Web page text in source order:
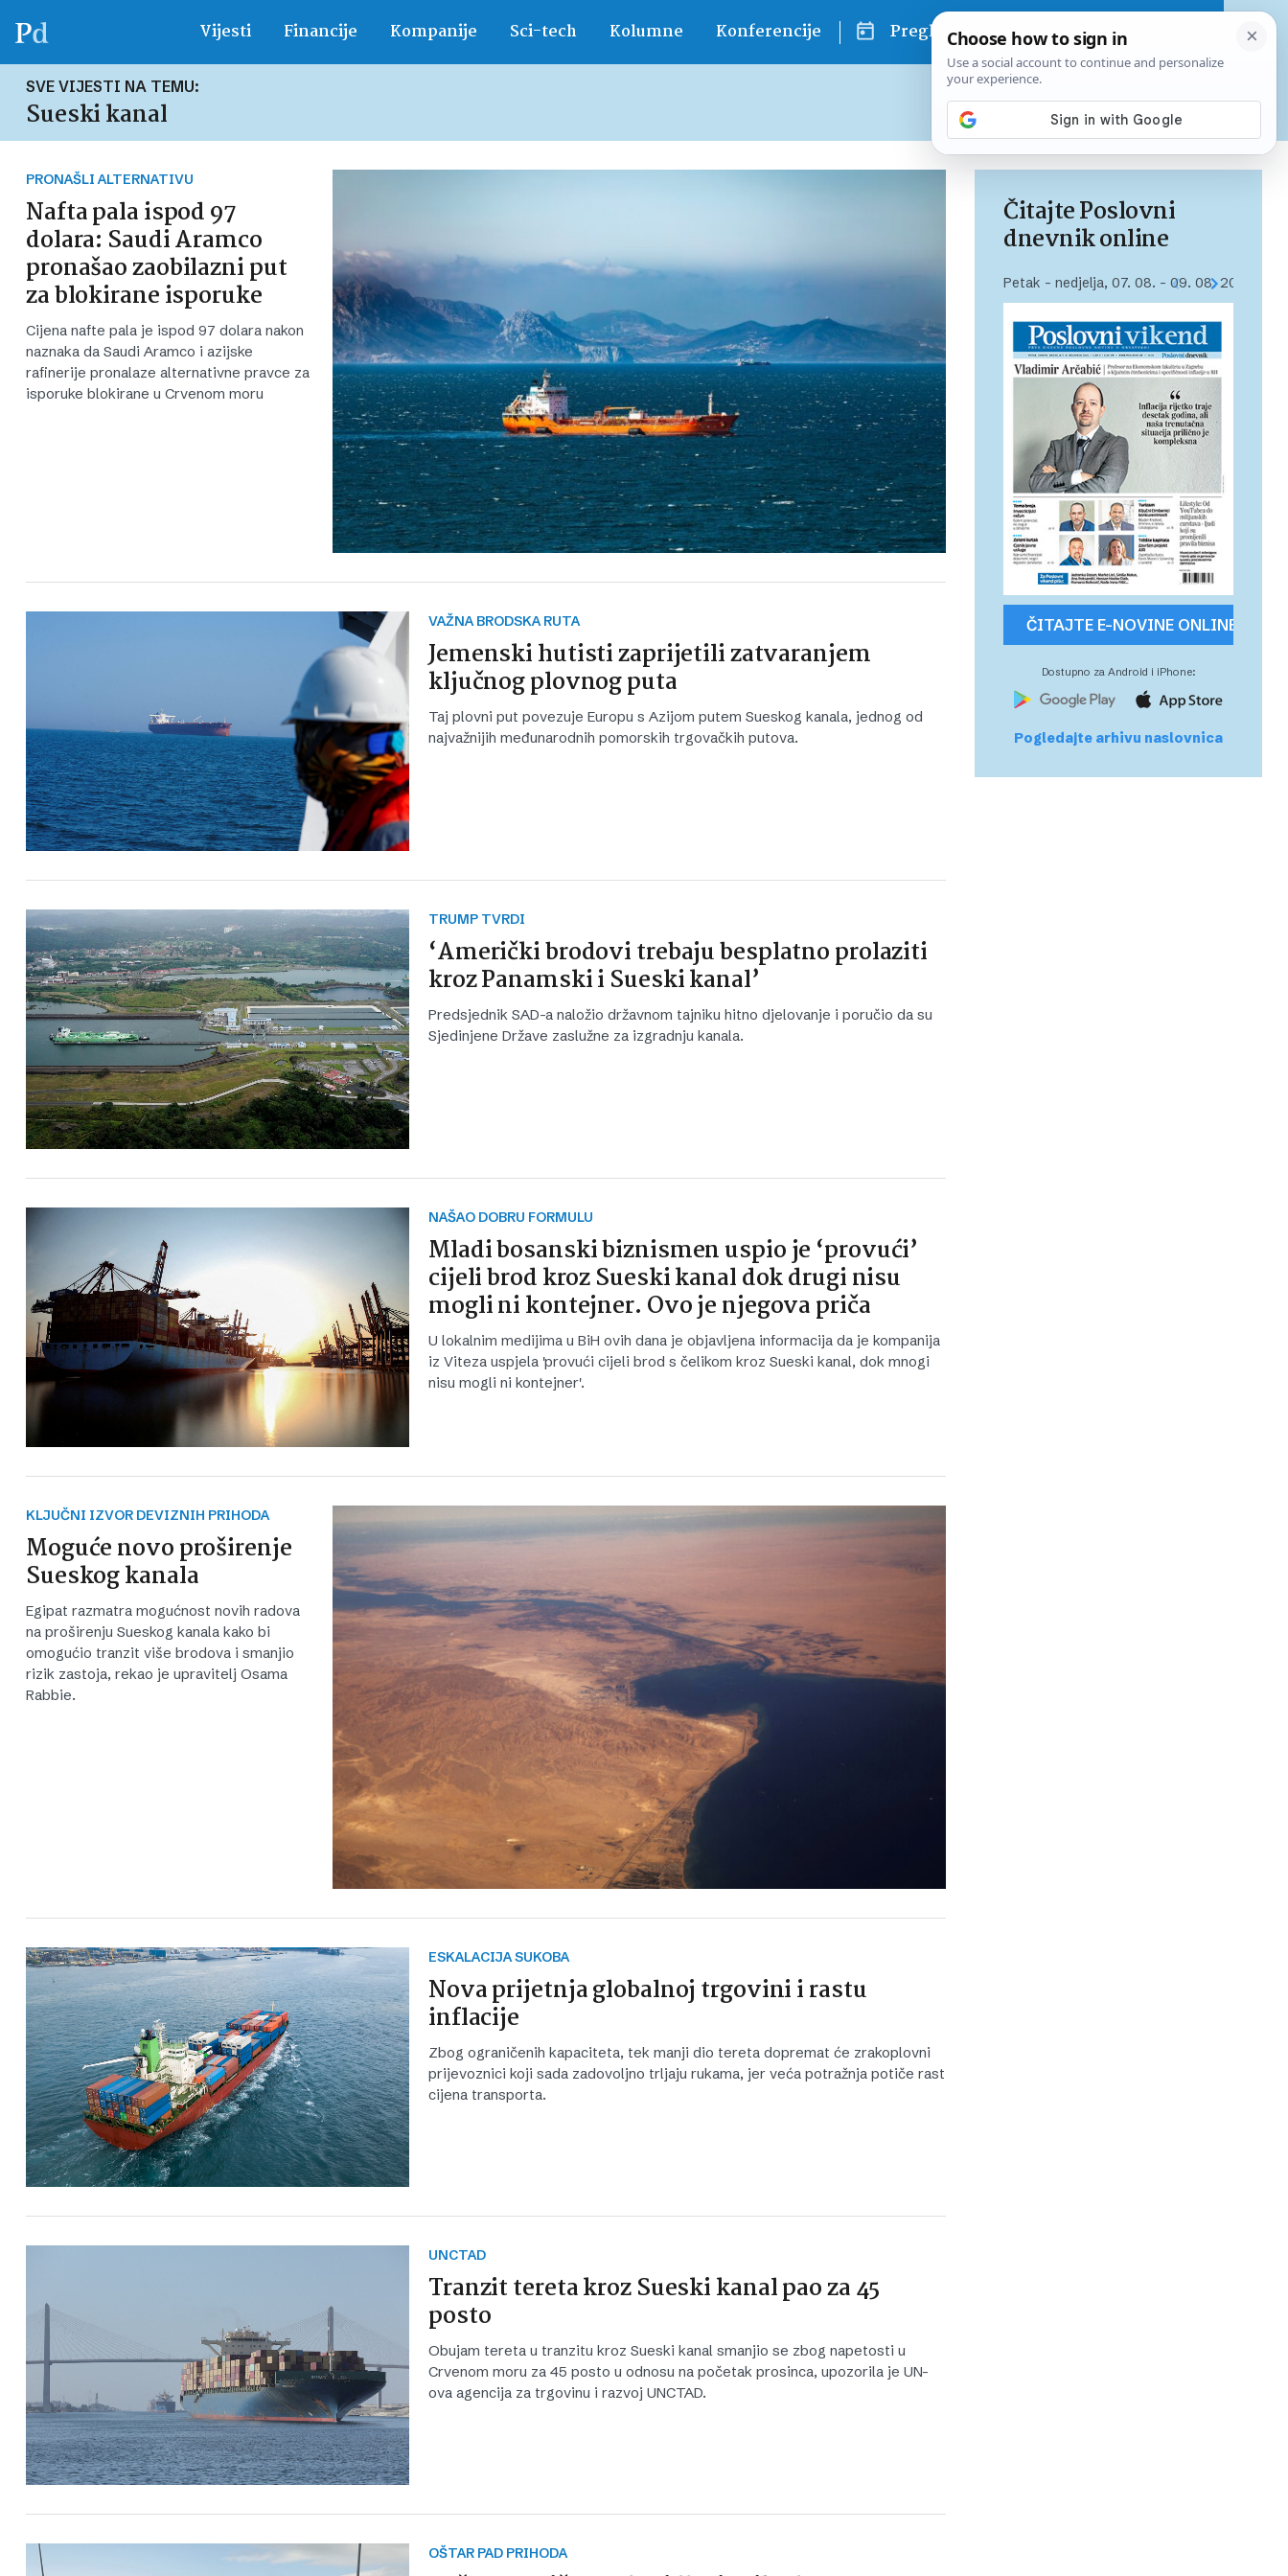
Vijesti Financije Kompanije Sci-tech Kolumne Konferencije Pregled dana
SVE VIJESTI NA TEMU:
Sueski kanal
Već od 10 EUR mjesečno
PRONAŠLI ALTERNATIVU
Nafta pala ispod 97
dolara: Saudi Aramco
pronašao zaobilazni put
za blokirane isporuke
Cijena nafte pala je ispod 97 dolara nakon
naznaka da Saudi Aramco i azijske
rafinerije pronalaze alternativne pravce za
isporuke blokirane u Crvenom moru
VAŽNA BRODSKA RUTA
Jemenski hutisti zaprijetili zatvaranjem
ključnog plovnog puta
Taj plovni put povezuje Europu s Azijom putem Sueskog kanala, jednog od
najvažnijih međunarodnih pomorskih trgovačkih putova.
TRUMP TVRDI
‘Američki brodovi trebaju besplatno prolaziti
kroz Panamski i Sueski kanal’
Predsjednik SAD-a naložio državnom tajniku hitno djelovanje i poručio da su
Sjedinjene Države zaslužne za izgradnju kanala.
NAŠAO DOBRU FORMULU
Mladi bosanski biznismen uspio je ‘provući’
cijeli brod kroz Sueski kanal dok drugi nisu
mogli ni kontejner. Ovo je njegova priča
U lokalnim medijima u BiH ovih dana je objavljena informacija da je kompanija
iz Viteza uspjela 'provući cijeli brod s čelikom kroz Sueski kanal, dok mnogi
nisu mogli ni kontejner'.
KLJUČNI IZVOR DEVIZNIH PRIHODA
Moguće novo proširenje
Sueskog kanala
Egipat razmatra mogućnost novih radova
na proširenju Sueskog kanala kako bi
omogućio tranzit više brodova i smanjio
rizik zastoja, rekao je upravitelj Osama
Rabbie.
ESKALACIJA SUKOBA
Nova prijetnja globalnoj trgovini i rastu
inflacije
Zbog ograničenih kapaciteta, tek manji dio tereta dopremat će zrakoplovni
prijevoznici koji sada zadovoljno trljaju rukama, jer veća potražnja potiče rast
cijena transporta.
UNCTAD
Tranzit tereta kroz Sueski kanal pao za 45
posto
Obujam tereta u tranzitu kroz Sueski kanal smanjio se zbog napetosti u
Crvenom moru za 45 posto u odnosu na početak prosinca, upozorila je UN-
ova agencija za trgovinu i razvoj UNCTAD.
OŠTAR PAD PRIHODA
Čitajte Poslovni
dnevnik online
Petak – nedjelja, 07. 08. – 09. 08. 2026.
ČITAJTE E-NOVINE ONLINE
Dostupno za Android i iPhone:
Pogledajte arhivu naslovnica